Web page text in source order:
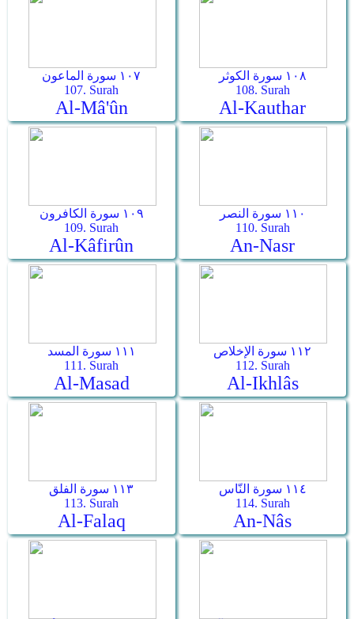
١٠٧ سورة الماعون
107. Surah
Al-Mâ'ûn
١٠٨ سورة الكوثر
108. Surah
Al-Kauthar
١٠٩ سورة الكافرون
109. Surah
Al-Kâfirûn
١١٠ سورة النصر
110. Surah
An-Nasr
١١١ سورة المسد
111. Surah
Al-Masad
١١٢ سورة الإخلاص
112. Surah
Al-Ikhlâs
١١٣ سورة الفلق
113. Surah
Al-Falaq
١١٤ سورة النّاس
114. Surah
An-Nâs